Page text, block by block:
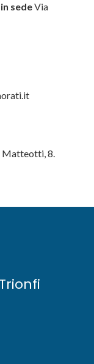
sedeVia
Matteotti, 8.